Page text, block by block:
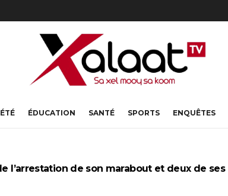
ÉDUCATION SANTÉ SPORTS ENQUÊTES
l’arrestation de son marabout et deux de ses